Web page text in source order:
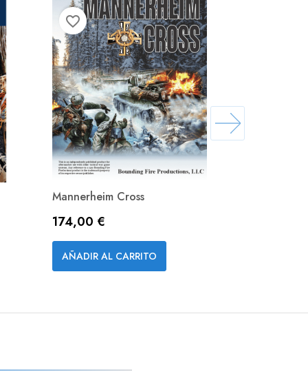

Mannerheim Cross
Precio
174,00 €
AÑADIR AL CARRITO
favorite_border